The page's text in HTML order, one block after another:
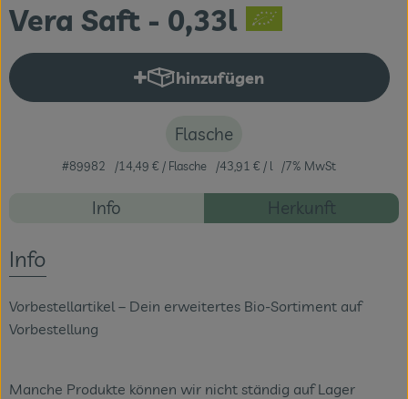
Über uns
Blog
Vera Saft - 0,33l
hinzufügen
Produkt zum Warenkorb
Flasche
#89982 14,49 € / Flasche 43,91 € / l 7% MwSt
Rezepte
Info Herkunft
Info
Vorbestellartikel – Dein erweitertes Bio-Sortiment auf
Vorbestellung
Manche Produkte können wir nicht ständig auf Lager